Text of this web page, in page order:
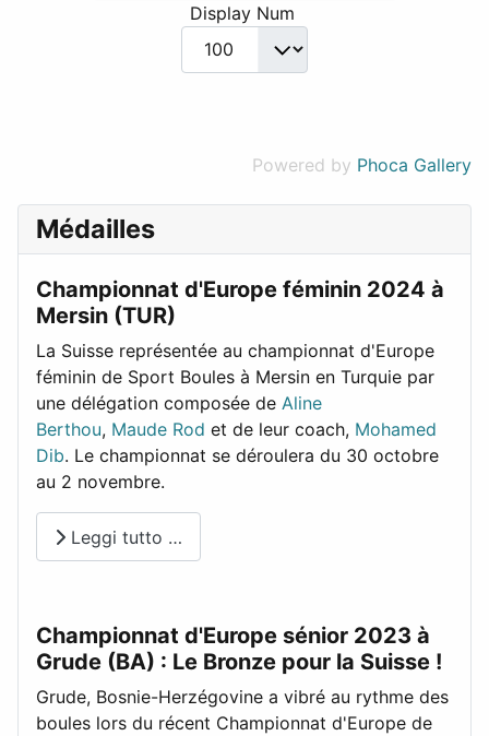
Display Num
Powered by Phoca Gallery
Médailles
Championnat d'Europe féminin 2024 à
Mersin (TUR)
La Suisse représentée au championnat d'Europe
féminin de Sport Boules à Mersin en Turquie par
une délégation composée de Aline
Berthou, Maude Rod et de leur coach, Mohamed
Dib. Le championnat se déroulera du 30 octobre
au 2 novembre.
Leggi tutto …
Championnat d'Europe sénior 2023 à
Grude (BA) : Le Bronze pour la Suisse !
Grude, Bosnie-Herzégovine a vibré au rythme des
boules lors du récent Championnat d'Europe de